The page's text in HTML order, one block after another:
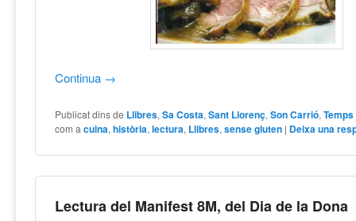
Continua →
Publicat dins de Llibres,Sa Costa,Sant Llorenç,Son Carrió,
com a cuina,història,lectura, Llibres,sense gluten | Deixa una
Lectura del Manifest 8M, del Dia de la Dona